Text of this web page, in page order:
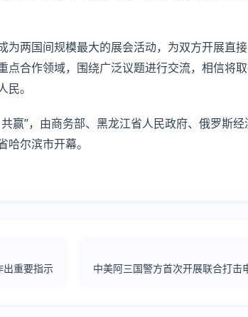
为两国间规模最大的展会活动，为双方开展直
点合作领域，围绕广泛议题进行交流，相信将
。
赢”，由商务部、黑龙江省人民政府、俄罗斯
尔滨市开幕。
出重要指示
中美阿三国警方首次开展联合打击